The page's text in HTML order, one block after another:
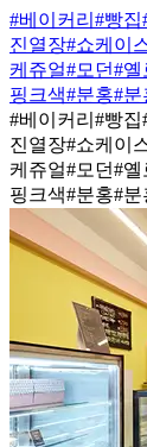
#베이커리 #빵집
진열장#쇼케이
케쥬얼#모던#옐
핑크색#분홍#분
#베이커리 #빵집
진열장#쇼케이
케쥬얼#모던#옐
핑크색#분홍#분